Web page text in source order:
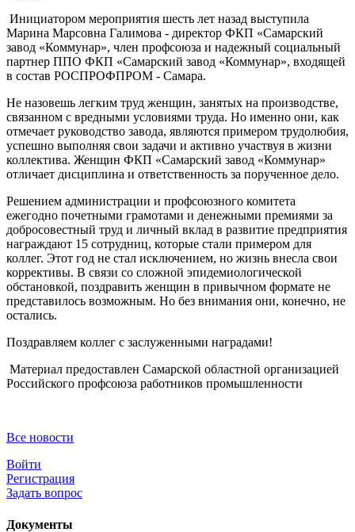
Инициатором мероприятия шесть лет назад выступила
Марина Марсовна Галимова - директор ФКП «Самарский
завод «Коммунар», член профсоюза и надежный социальный
партнер ППО ФКП «Самарский завод «Коммунар», входящей
в состав РОСПРОФПРОМ - Самара.
Не назовешь легким труд женщин, занятых на производстве,
связанном с вредными условиями труда. Но именно они, как
отмечает руководство завода, являются примером трудолюбия,
успешно выполняя свои задачи и активно участвуя в жизни
коллектива. Женщин ФКП «Самарский завод «Коммунар»
отличает дисциплина и ответственность за порученное дело.
Решением администрации и проф­союзного комитета
ежегодно почетными грамотами и денежными премиями за
добросовестный труд и личный вклад в развитие предприятия
награждают 15 сотрудниц, которые стали примером для
коллег. Этот год не стал исключением, но жизнь внесла свои
коррективы. В связи со сложной эпидемиологической
обстановкой, поздравить женщин в привычном формате не
представилось возможным. Но без внимания они, конечно, не
остались.
Поздравляем коллег с заслуженными наградами!
Материал предоставлен Самарской областной организацией
Российского профсоюза работников промышленности
Все новости
Войти
Регистрация
Задать вопрос
Документы